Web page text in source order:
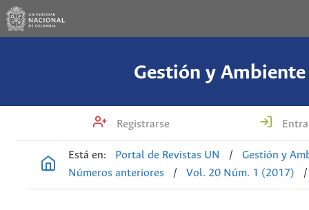
Gestión y Ambiente
Registrarse
Está en: Portal de Revistas UN /
Gestión y
Números anteriores
/ Vol. 20 Núm. 1 (2017) /